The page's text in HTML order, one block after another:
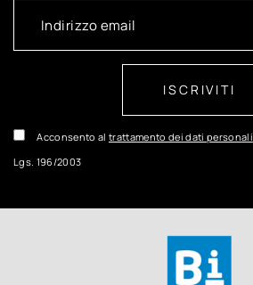
ISCRIVITI
Acconsento al trattamento dei dati personali
Lgs. 196/2003